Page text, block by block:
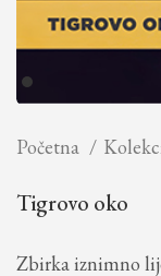
Početna
Tigrovo oko
Zbirka iznimno